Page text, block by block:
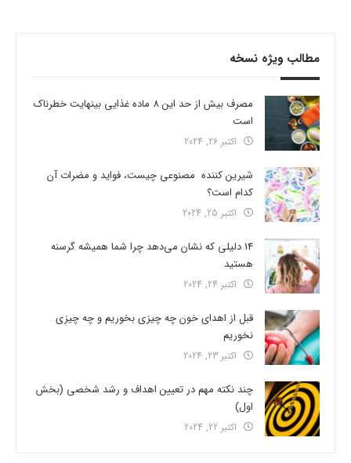
مطالب ویژه نسخه
مصرف بیش از حد این 8 ماده غذایی بینهایت خطرناک
است
اکتبر 26, 2024
شیرین کننده مصنوعی چیست، فواید و مضرات آن
کدام است؟
اکتبر 25, 2024
14 دلیلی که نشان می‌دهد چرا شما همیشه گرسنه
هستید
اکتبر 24, 2024
قبل از اهدای خون چه چیزی بخوریم و چه چیزی
نخوریم
اکتبر 23, 2024
چند نکته مهم در تعیین اهداف و رشد شخصی (بخش
اول)
اکتبر 22, 2024